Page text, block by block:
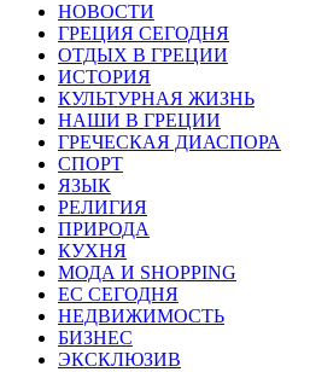
НОВОСТИ
ГРЕЦИЯ СЕГОДНЯ
ОТДЫХ В ГРЕЦИИ
ИСТОРИЯ
КУЛЬТУРНАЯ ЖИЗНЬ
НАШИ В ГРЕЦИИ
ГРЕЧЕСКАЯ ДИАСПОРА
СПОРТ
ЯЗЫК
РЕЛИГИЯ
ПРИРОДА
КУХНЯ
МОДА И SHOPPING
ЕС СЕГОДНЯ
НЕДВИЖИМОСТЬ
БИЗНЕС
ЭКСКЛЮЗИВ